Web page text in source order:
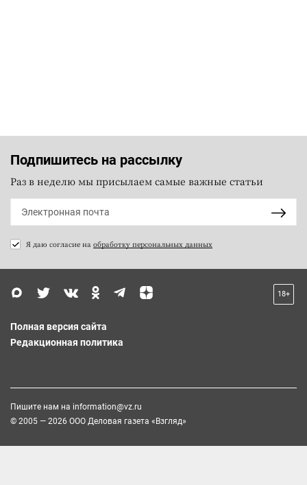
Подпишитесь на рассылку
Раз в неделю мы присылаем самые важные статьи
Я даю согласие на обработку персональных данных
18+
Полная версия сайта
Редакционная политика
Пишите нам на information@vz.ru
© 2005 — 2026 ООО Деловая газета «Взгляд»